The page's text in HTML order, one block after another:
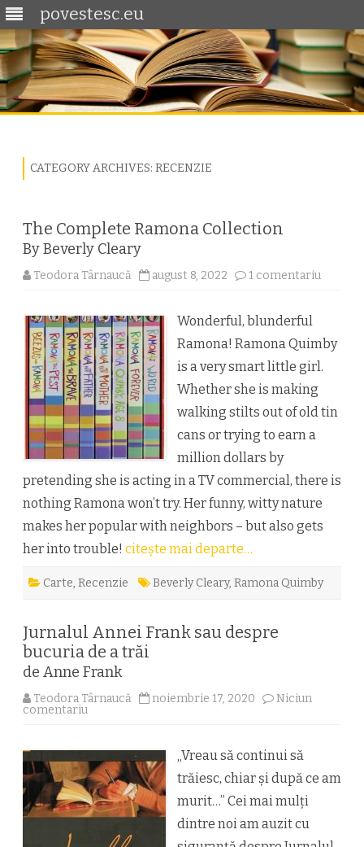
povestesc.eu
CATEGORY ARCHIVES: RECENZIE
The Complete Ramona Collection
By Beverly Cleary
Teodora Târnaucă august 8, 2022 1 comentariu
Wonderful, blunderful
Ramona! Ramona Quimby
is a very smart little girl.
Whether she is making
walking stilts out of old tin
cans or trying to earn a
million dollars by
pretending she is acting in a TV commercial, there is
nothing Ramona won’t try. Her funny, witty nature
makes her popular with neighbors – but also gets
her into trouble! citește mai departe…
Carte, Recenzie Beverly Cleary, Ramona Quimby
Jurnalul Annei Frank sau despre
bucuria de a trăi
de Anne Frank
Teodora Târnaucă noiembrie 17, 2020
Niciun
comentariu
sau
despre
bucuria
de
a
trăi
Anne
„Vreau să continui să
trăiesc, chiar și după ce am
murit…” Cei mai mulți
dintre noi am auzit cu